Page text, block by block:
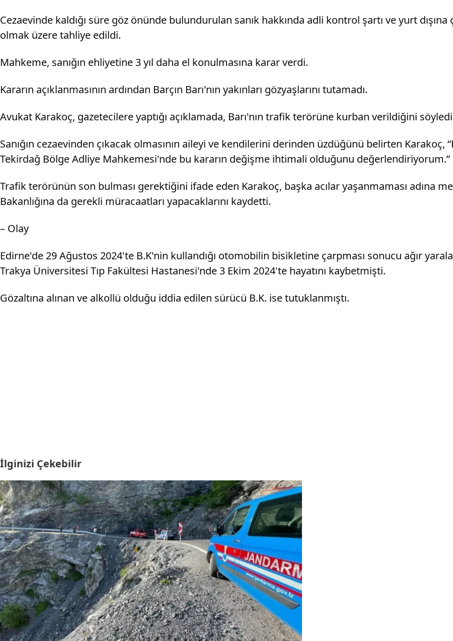
Cezaevinde kaldığı süre göz önünde bulundurulan sanık hakkında adli kontrol şartı ve yurt dışına
olmak üzere tahliye edildi.
Mahkeme, sanığın ehliyetine 3 yıl daha el konulmasına karar verdi.
Kararın açıklanmasının ardından Barçın Barı'nın yakınları gözyaşlarını tutamadı.
Avukat Karakoç, gazetecilere yaptığı açıklamada, Barı'nın trafik terörüne kurban verildiğini
Sanığın cezaevinden çıkacak olmasının aileyi ve kendilerini derinden üzdüğünü belirten Karakoç,
Tekirdağ Bölge Adliye Mahkemesi'nde bu kararın değişme ihtimali olduğunu değerlendiriyorum.”
Trafik terörünün son bulması gerektiğini ifade eden Karakoç, başka acılar yaşanmaması adına
Bakanlığına da gerekli müracaatları yapacaklarını kaydetti.
– Olay
Edirne'de 29 Ağustos 2024'te B.K'nin kullandığı otomobilin bisikletine çarpması sonucu ağır
Trakya Üniversitesi Tıp Fakültesi Hastanesi'nde 3 Ekim 2024'te hayatını kaybetmişti.
Gözaltına alınan ve alkollü olduğu iddia edilen sürücü B.K. ise tutuklanmıştı.
İlginizi Çekebilir